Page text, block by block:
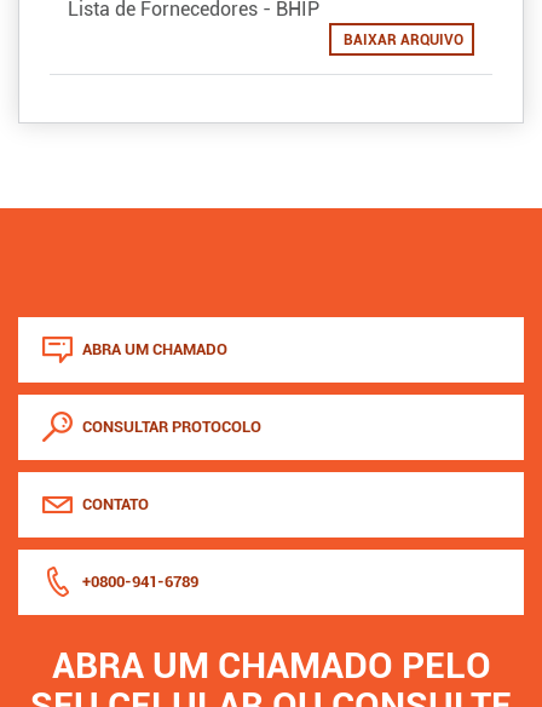
Lista de Fornecedores - BHIP
BAIXAR ARQUIVO
ABRA UM CHAMADO
CONSULTAR PROTOCOLO
CONTATO
+0800-941-6789
ABRA UM CHAMADO PELO